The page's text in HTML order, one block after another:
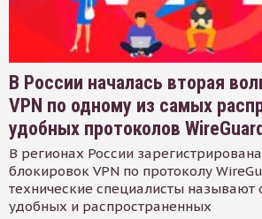
В России началась вторая
VPN по одному из самых
удобных протоколов WireGuard
В регионах России
блокировок VPN по протоколу
технические специалисты
удобных и распространенных